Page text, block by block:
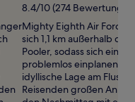
8.4/10 (274
Mighty Eighth Air Force
sich 1,1 km außerhalb
Pooler, sodass sich ein
problemlos einplanen
idyllische Lage am Fluss
Reisenden großen